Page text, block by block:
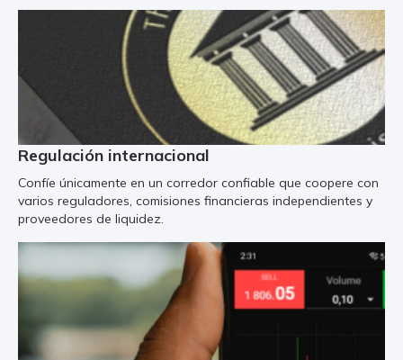
Regulación internacional
Confíe únicamente en un corredor confiable que coopere con
varios reguladores, comisiones financieras independientes y
proveedores de liquidez.